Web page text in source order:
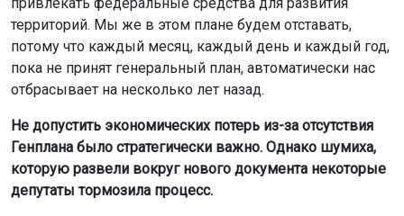
территорий. Мы же в этом плане будем отставать,
потому что каждый месяц, каждый день и каждый год,
пока не принят генеральный план, автоматически нас
отбрасывает на несколько лет назад.
Не допустить экономических потерь из-за отсутствия
Генплана было стратегически важно. Однако шумиха,
которую развели вокруг нового документа некоторые
депутаты тормозила процесс.